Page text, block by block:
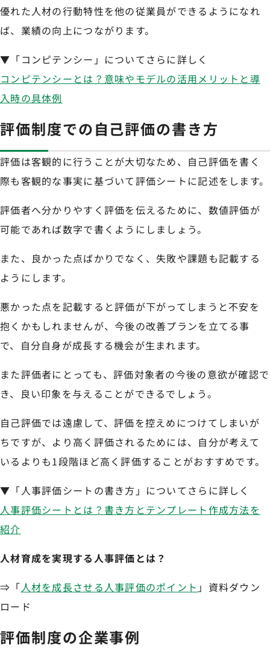
優れた人材の行動特性を他の従業員ができるようになれ
ば、業績の向上につながります。
▼「コンピテンシー」についてさらに詳しく
コンピテンシーとは？意味やモデルの活用メリットと導
入時の具体例
評価制度での自己評価の書き方
評価は客観的に行うことが大切なため、自己評価を書く
際も客観的な事実に基づいて評価シートに記述をします。
評価者へ分かりやすく評価を伝えるために、数値評価が
可能であれば数字で書くようにしましょう。
また、良かった点ばかりでなく、失敗や課題も記載する
ようにします。
悪かった点を記載すると評価が下がってしまうと不安を
抱くかもしれませんが、今後の改善プランを立てる事
で、自分自身が成長する機会が生まれます。
また評価者にとっても、評価対象者の今後の意欲が確認で
き、良い印象を与えることができるでしょう。
自己評価では遠慮して、評価を控えめにつけてしまいが
ちですが、より高く評価されるためには、自分が考えて
いるよりも1段階ほど高く評価することがおすすめです。
▼「人事評価シートの書き方」についてさらに詳しく
人事評価シートとは？書き方とテンプレート作成方法を
紹介
人材育成を実現する人事評価とは？
⇒「人材を成長させる人事評価のポイント 」資料ダウン
ロード
評価制度の企業事例